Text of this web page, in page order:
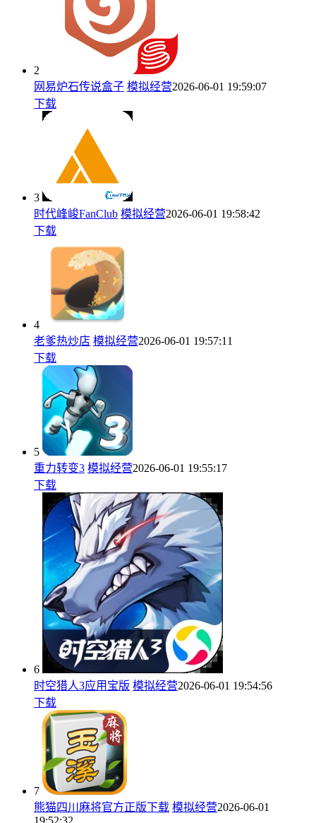
2
网易炉石传说盒子 模拟经营2026-06-01 19:59:07
下载
3
时代峰峻FanClub 模拟经营2026-06-01 19:58:42
下载
4
老爹热炒店 模拟经营2026-06-01 19:57:11
下载
5
重力转变3 模拟经营2026-06-01 19:55:17
下载
6
时空猎人3应用宝版 模拟经营2026-06-01 19:54:56
下载
7
熊猫四川麻将官方正版下载 模拟经营2026-06-01
19:52:32